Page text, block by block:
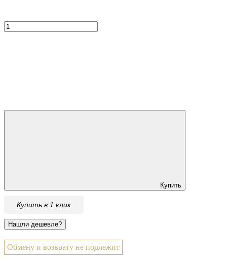
Купить
Купить в 1 клик
Обмену и возврату не подлежит